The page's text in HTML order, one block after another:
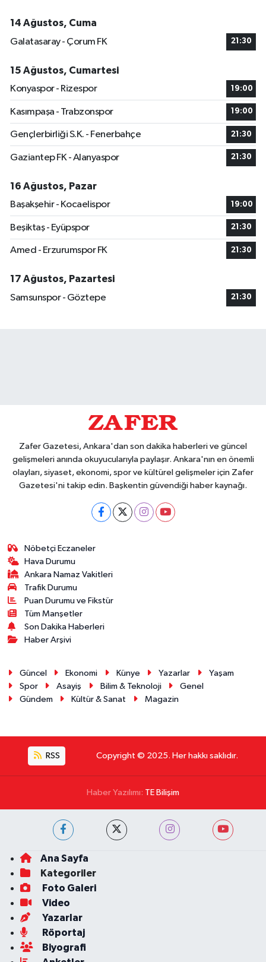
14 Ağustos, Cuma
Galatasaray - Çorum FK
21:30
15 Ağustos, Cumartesi
Konyaspor - Rizespor
19:00
Kasımpaşa - Trabzonspor 19:00
Gençlerbirliği S.K. - Fenerbahçe 21:30
Gaziantep FK - Alanyaspor 21:30
16 Ağustos, Pazar
Başakşehir - Kocaelispor
19:00
Beşiktaş - Eyüpspor 21:30
Amed - Erzurumspor FK 21:30
17 Ağustos, Pazartesi
Samsunspor - Göztepe
21:30
Zafer Gazetesi, Ankara'dan son dakika haberleri ve güncel
gelişmeleri anında okuyucularıyla paylaşır. Ankara'nın en önemli
olayları, siyaset, ekonomi, spor ve kültürel gelişmeler için Zafer
Gazetesi'ni takip edin. Başkentin güvendiği haber kaynağı.
Nöbetçi Eczaneler
Hava Durumu
Ankara Namaz Vakitleri
Trafik Durumu
Puan Durumu ve Fikstür
Tüm Manşetler
Son Dakika Haberleri
Haber Arşivi
Güncel Ekonomi Künye Yazarlar
Yaşam
Spor
Asayiş Bilim & Teknoloji
Genel
Gündem
Kültür & Sanat Magazin
RSS Copyright © 2025. Her hakkı saklıdır.
Haber Yazılımı: TE Bilişim
Ana Sayfa
Kategoriler
Foto Galeri
Video
Yazarlar
Röportaj
Biyografi